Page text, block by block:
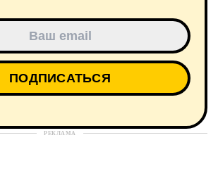
РЕКЛАМА